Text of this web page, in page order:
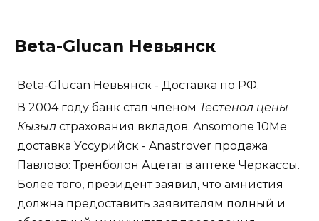
Beta-Glucan Невьянск
Beta-Glucan Невьянск - Доставка по РФ.
В 2004 году банк стал членом Тестенол цены
Кызыл страхования вкладов. Ansomone 10Me
доставка Уссурийск - Anastrover продажа
Павлово: Тренболон Ацетат в аптеке Черкассы.
Более того, президент заявил, что амнистия
должна предоставить заявителям полный и